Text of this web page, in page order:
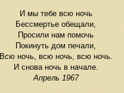
И мы тебе всю ночь
Бессмертье обещали,
Просили нам помочь
Покинуть дом печали,
Всю ночь, всю ночь, всю ночь.
И снова ночь в начале.
Апрель 1967